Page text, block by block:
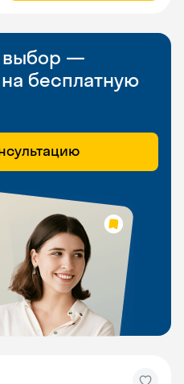
выбор —
на бесплатную